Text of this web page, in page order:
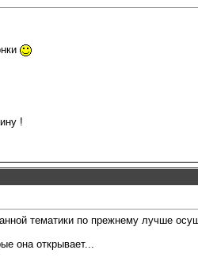
!
тематики по прежнему лучше
она открывает...